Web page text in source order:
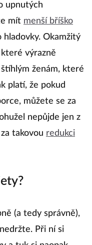
upnutých
mít menší bříško
Okamžitý
výrazně
ženám, které
platí, že pokud
můžete se za
nepůjde jen z
takovou redukci
(a tedy správně),
Při ní si